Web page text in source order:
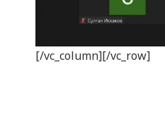
[/vc_column][/vc_row]